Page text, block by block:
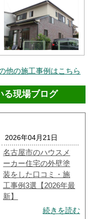
他の施工事例はこちら
る現場ブログ
2026年04月21日
名古屋市のハウスメ
ーカー住宅の外壁塗
装をした口コミ・施
工事例3選【2026年最
新】
続きを読む